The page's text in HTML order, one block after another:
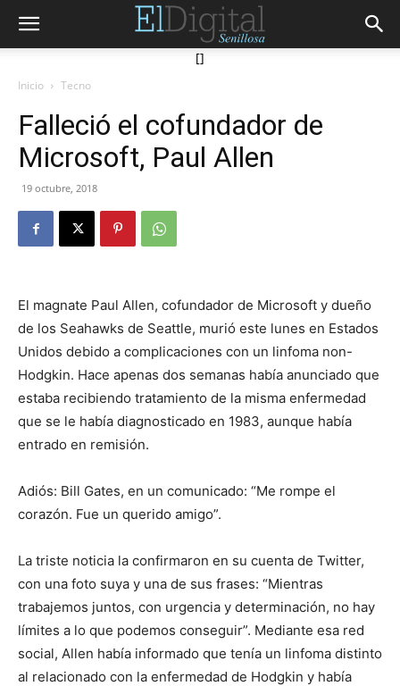
[]
Inicio Tecno
Falleció el cofundador de
Microsoft, Paul Allen
19 octubre, 2018
El magnate Paul Allen, cofundador de Microsoft y dueño
de los Seahawks de Seattle, murió este lunes en Estados
Unidos debido a complicaciones con un linfoma non-
Hodgkin. Hace apenas dos semanas había anunciado que
estaba recibiendo tratamiento de la misma enfermedad
que se le había diagnosticado en 1983, aunque había
entrado en remisión.
Adiós: Bill Gates, en un comunicado: “Me rompe el
corazón. Fue un querido amigo”.
La triste noticia la confirmaron en su cuenta de Twitter,
con una foto suya y una de sus frases: “Mientras
trabajemos juntos, con urgencia y determinación, no hay
límites a lo que podemos conseguir”. Mediante esa red
social, Allen había informado que tenía un linfoma distinto
al relacionado con la enfermedad de Hodgkin y había